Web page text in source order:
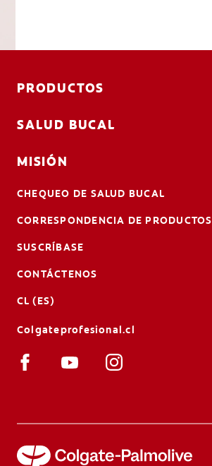
PRODUCTOS
SALUD BUCAL
MISIÓN
CHEQUEO DE SALUD BUCAL
CORRESPONDENCIA DE PRODUCTOS
SUSCRÍBASE
CONTÁCTENOS
CL (ES)
Colgateprofesional.cl